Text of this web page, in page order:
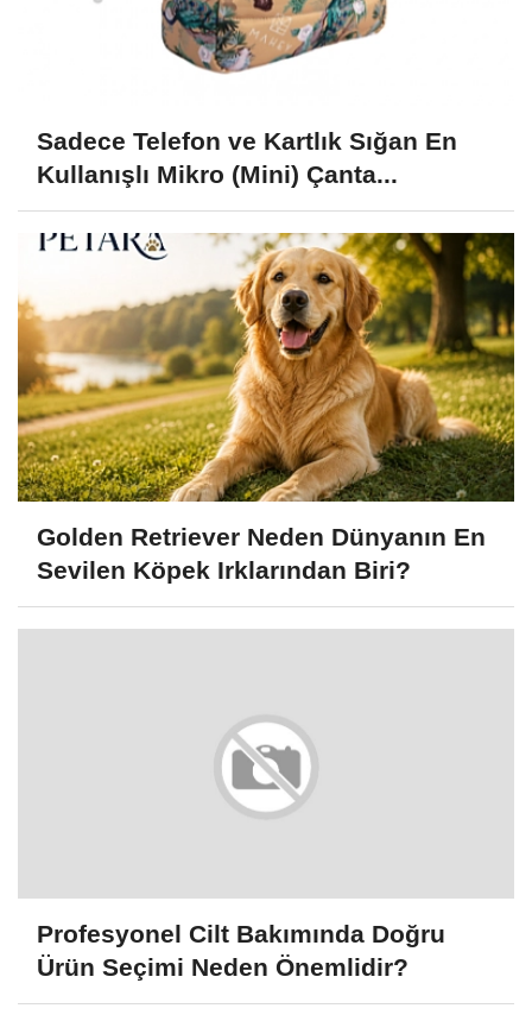
Sadece Telefon ve Kartlık Sığan En
Kullanışlı Mikro (Mini) Çanta...
Golden Retriever Neden Dünyanın En
Sevilen Köpek Irklarından Biri?
Profesyonel Cilt Bakımında Doğru
Ürün Seçimi Neden Önemlidir?